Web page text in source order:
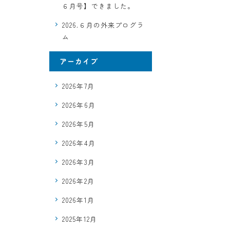
６月号】できました。
2026.６月の外来プログラ
ム
アーカイブ
2026年7月
2026年6月
2026年5月
2026年4月
2026年3月
2026年2月
2026年1月
2025年12月